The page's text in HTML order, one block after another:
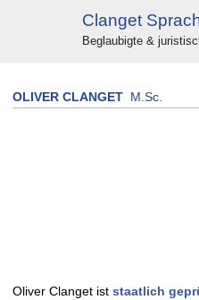
Clanget
Beglaubigte &
OLIVER CLANGET M.Sc.
Oliver Clanget ist staatlich